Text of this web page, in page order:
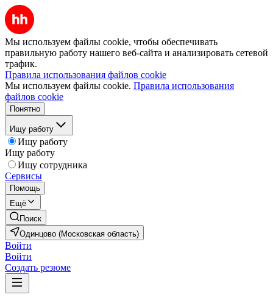
Мы используем файлы cookie, чтобы обеспечивать
правильную работу нашего веб-сайта и анализировать сетевой
трафик.
Правила использования файлов cookie
Мы используем файлы cookie. Правила использования
файлов cookie
Понятно
Ищу работу
Ищу работу
Ищу работу
Ищу сотрудника
Сервисы
Помощь
Ещё
Поиск
Одинцово (Московская область)
Войти
Войти
Создать резюме